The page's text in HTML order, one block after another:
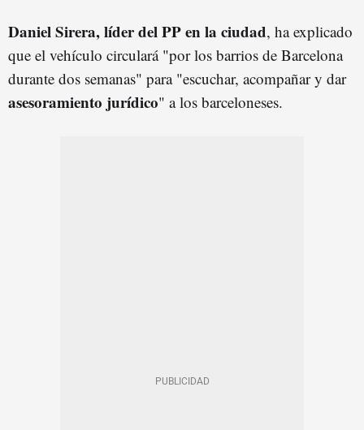
Daniel Sirera, líder del PP en la ciudad, ha explicado
que el vehículo circulará "por los barrios de Barcelona
durante dos semanas" para "escuchar, acompañar y dar
asesoramiento jurídico" a los barceloneses.